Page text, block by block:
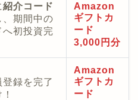
紹介コード
、期間中の
へ初投資完
Amazon
ギフトカ
ード
3,000円分
登録を完了
Amazon
ギフトカ
ード